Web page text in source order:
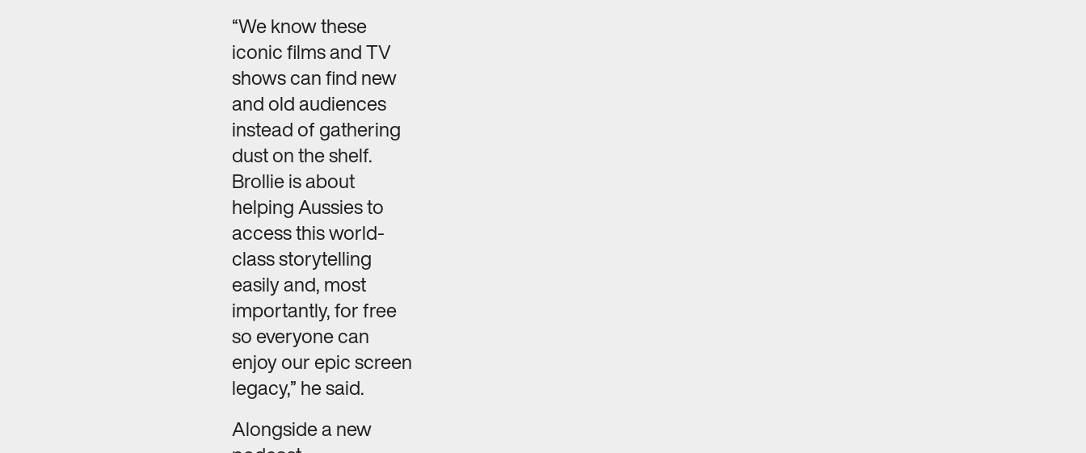
“We know these
iconic films and TV
shows can find new
and old audiences
instead of gathering
dust on the shelf.
Brollie is about
helping Aussies to
access this world-
class storytelling
easily and, most
importantly, for free
so everyone can
enjoy our epic screen
legacy,” he said.
Alongside a new